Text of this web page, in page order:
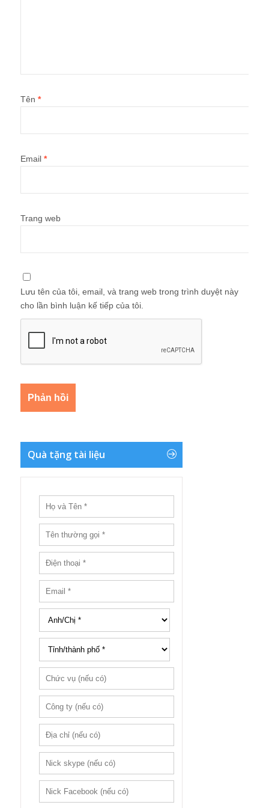
Tên *
Email *
Trang web
Lưu tên của tôi, email, và trang web trong trình duyệt này
cho lần bình luận kế tiếp của tôi.
Quà tặng tài liệu